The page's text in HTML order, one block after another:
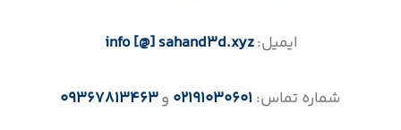
ایمیل:info [@] sahand3d.xyz
شماره تماس: 02191030601 و09367813463